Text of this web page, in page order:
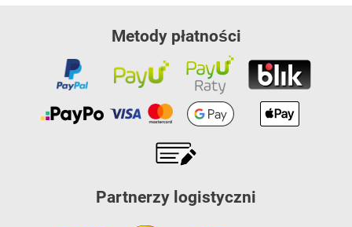
Metody płatności
Partnerzy logistyczni